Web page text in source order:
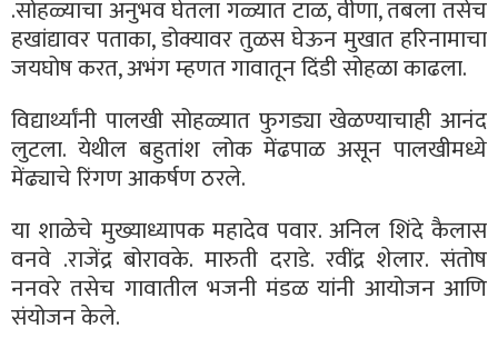
.सोहळ्याचा अनुभव घेतला गळ्यात टाळ, वीणा, तबला तसेच
हखांद्यावर पताका, डोक्यावर तुळस घेऊन मुखात हरिनामाचा
जयघोष करत, अभंग म्हणत गावातून दिंडी सोहळा काढला.
विद्यार्थ्यांनी पालखी सोहळ्यात फुगड्या खेळण्याचाही आनंद
लुटला. येथील बहुतांश लोक मेंढपाळ असून पालखीमध्ये
मेंढ्याचे रिंगण आकर्षण ठरले.
या शाळेचे मुख्याध्यापक महादेव पवार. अनिल शिंदे कैलास
वनवे .राजेंद्र बोरावके. मारुती दराडे. रवींद्र शेलार. संतोष
ननवरे तसेच गावातील भजनी मंडळ यांनी आयोजन आणि
संयोजन केले.